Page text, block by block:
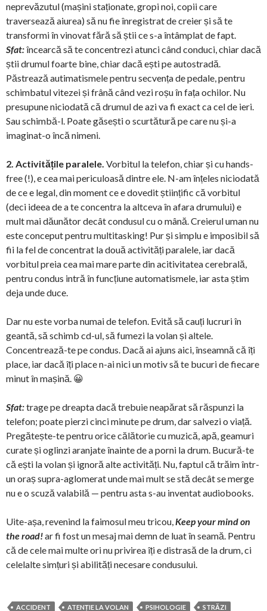
neprevăzutul (mașini staționate, gropi noi, copii care
traversează aiurea) să nu fie înregistrat de creier și să te
transformi în vinovat fără să știi ce s-a întâmplat de fapt.
Sfat:încearcă să te concentrezi atunci când conduci, chiar dacă
știi drumul foarte bine, chiar dacă ești pe autostradă.
Păstrează autimatismele pentru secvența de pedale, pentru
schimbatul vitezei și frână când vezi roșu în fața ochilor. Nu
presupune niciodată că drumul de azi va fi exact ca cel de ieri.
Sau schimbă-l. Poate găsești o scurtătură pe care nu și-a
imaginat-o încă nimeni.
2. Activitățile paralele. Vorbitul la telefon, chiar și cu hands-
free (!), e cea mai periculoasă dintre ele. N-am înțeles niciodată
de ce e legal, din moment ce e dovedit științific că vorbitul
(deci ideea de a te concentra la altceva în afara drumului) e
mult mai dăunător decât condusul cu o mână. Creierul uman nu
este conceput pentru multitasking! Pur și simplu e imposibil să
fii la fel de concentrat la două activități paralele, iar dacă
vorbitul preia cea mai mare parte din acitivitatea cerebrală,
pentru condus intră în funcțiune automatismele, iar asta știm
deja unde duce.
Dar nu este vorba numai de telefon. Evită să cauți lucruri în
geantă, să schimb cd-ul, să fumezi la volan și altele.
Concentrează-te pe condus. Dacă ai ajuns aici, înseamnă că îți
place, iar dacă îți place n-ai nici un motiv să te bucuri de fiecare
minut în mașină. 😀
Sfat:trage pe dreapta dacă trebuie neapărat să răspunzi la
telefon; poate pierzi cinci minute pe drum, dar salvezi o viață.
Pregătește-te pentru orice călătorie cu muzică, apă, geamuri
curate și oglinzi aranjate înainte de a porni la drum. Bucură-te
că ești la volan și ignoră alte activități. Nu, faptul că trăim într-
un oraș supra-aglomerat unde mai mult se stă decât se merge
nu e o scuză valabilă — pentru asta s-au inventat audiobooks.
Uite-așa, revenind la faimosul meu tricou,Keep your mind on
the road!ar fi fost un mesaj mai demn de luat în seamă. Pentru
că de cele mai multe ori nu privirea îți e distrasă de la drum, ci
celelalte simțuri și abilități necesare condusului.
ACCIDENT ATENȚIE LA VOLAN PSIHOLOGIE STRĂZI